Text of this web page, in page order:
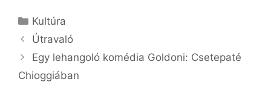
Kategória
Kultúra
Útravaló
Egy lehangoló komédia Goldoni: Csetepaté
Chioggiában